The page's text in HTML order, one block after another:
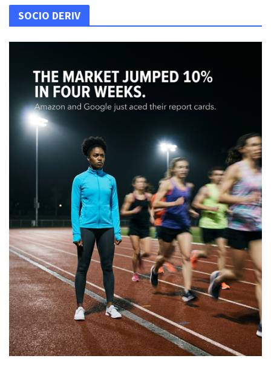
SOCIO DERIV